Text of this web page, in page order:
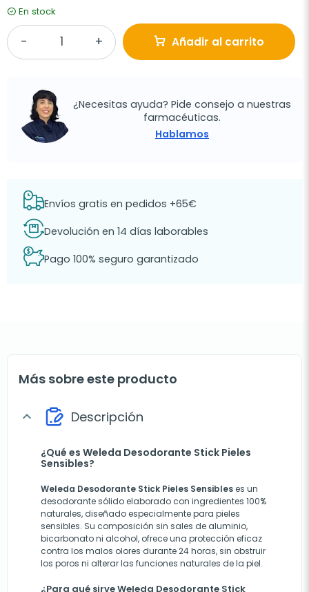
En stock
Añadir al carrito
¿Necesitas ayuda? Pide consejo a nuestras
farmacéuticas.
Hablamos
Envíos gratis en pedidos +65€
Devolución en 14 días laborables
Pago 100% seguro garantizado
Más sobre este producto
expand_more Descripción
¿Qué es Weleda Desodorante Stick Pieles
Sensibles?
Weleda Desodorante Stick Pieles Sensibleses un
desodorante sólido elaborado con ingredientes 100%
naturales, diseñado especialmente para pieles
sensibles. Su composición sin sales de aluminio,
bicarbonato ni alcohol, ofrece una protección eficaz
contra los malos olores durante 24 horas, sin obstruir
los poros ni alterar las funciones naturales de la piel.
¿Para qué sirve Weleda Desodorante Stick